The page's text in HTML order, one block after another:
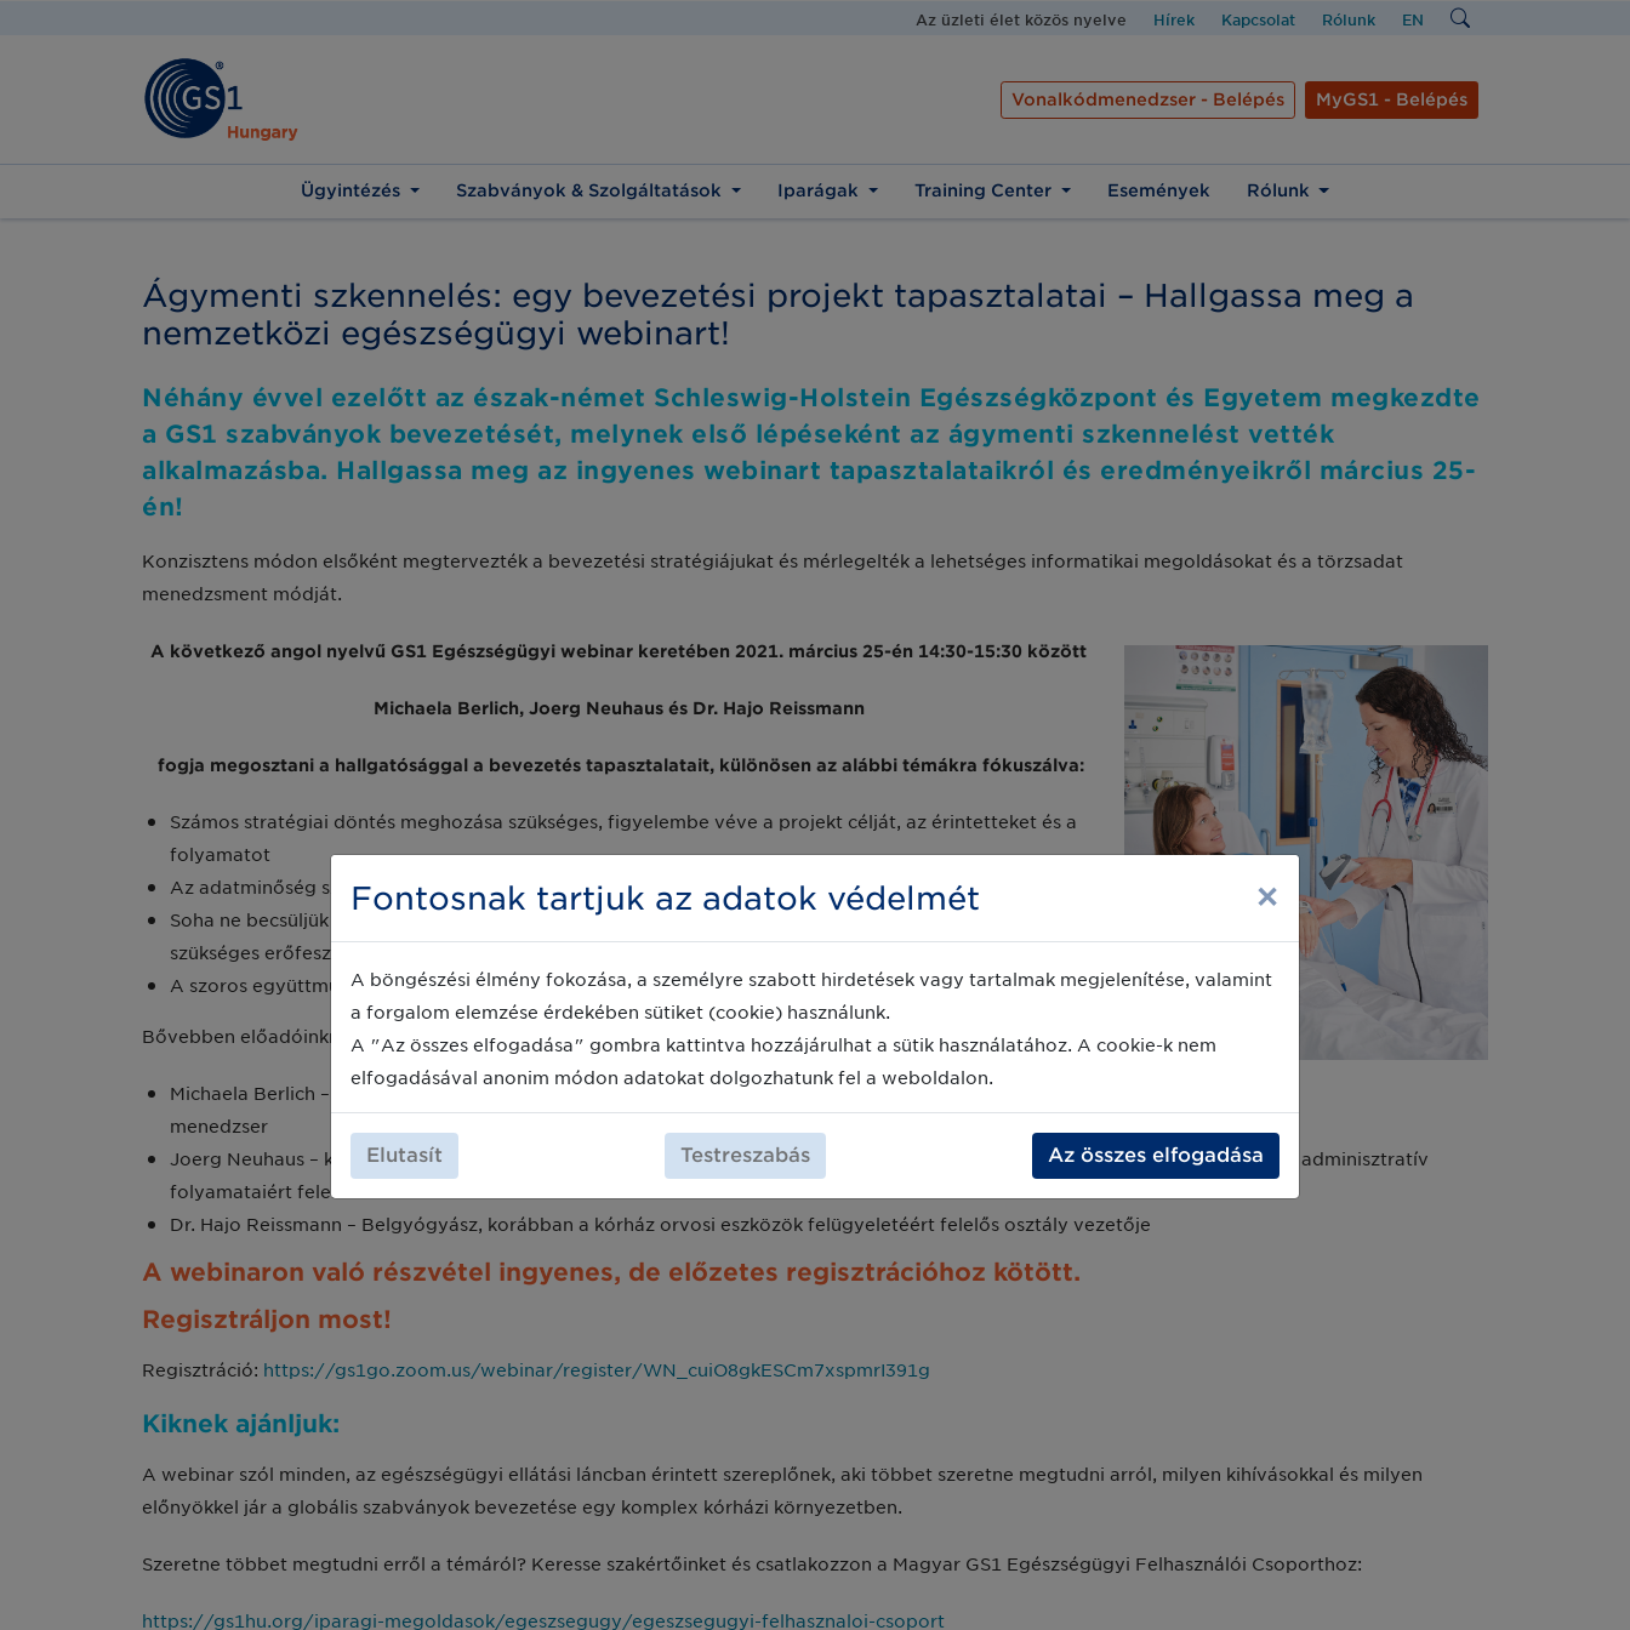
Az üzleti élet közös nyelve Hírek Kapcsolat Rólunk EN
Vonalkódmenedzser - Belépés MyGS1 - Belépés
Ügyintézés Szabványok & Szolgáltatások Iparágak Training Center Események Rólunk
Ágymenti szkennelés: egy bevezetési projekt tapasztalatai – Hallgassa meg a
nemzetközi egészségügyi webinart!
Néhány évvel ezelőtt az észak-német Schleswig-Holstein Egészségközpont és Egyetem megkezdte
a GS1 szabványok bevezetését, melynek első lépéseként az ágymenti szkennelést vették
alkalmazásba. Hallgassa meg az ingyenes webinart tapasztalataikról és eredményeikről március 25-
én!
Konzisztens módon elsőként megtervezték a bevezetési stratégiájukat és mérlegelték a lehetséges informatikai megoldásokat és a törzsadat
menedzsment módját.
A következő angol nyelvű GS1 Egészségügyi webinar keretében 2021. március 25-én 14:30-15:30 között
Michaela Berlich, Joerg Neuhaus és Dr. Hajo Reissmann
fogja megosztani a hallgatósággal a bevezetés tapasztalatait, különösen az alábbi témákra fókuszálva:
Számos stratégiai döntés meghozása szükséges, figyelembe véve a projekt célját, az érintetteket és a
folyamatot
Az adatminőség szem előtt tartása kiemelten fontos
Soha ne becsüljük alá a bevezetési projektekhez szükséges időkeretet és az érintettek részéről
szükséges erőfeszítéseket
A szoros együttműködés kialakítása a belsős és külsős résztvevőkkel egyaránt elengedhetetlen
Bővebben előadóinkról:
Michaela Berlich – 2011 óta az orvosi eszközök beszerzéséért felelős egység vezetője és divízió
menedzser
Joerg Neuhaus – korábban a kórház SAP és informatikai projektjeiért felelős szolgáltató vállalat munkatársa, jelenleg a kórház adminisztratív
folyamataiért felelős divízió menedzsere
Dr. Hajo Reissmann – Belgyógyász, korábban a kórház orvosi eszközök felügyeletéért felelős osztály vezetője
A webinaron való részvétel ingyenes, de előzetes regisztrációhoz kötött.
Regisztráljon most!
Regisztráció: https://gs1go.zoom.us/webinar/register/WN_cuiO8gkESCm7xspmrI391g
Kiknek ajánljuk:
A webinar szól minden, az egészségügyi ellátási láncban érintett szereplőnek, aki többet szeretne megtudni arról, milyen kihívásokkal és milyen
előnyökkel jár a globális szabványok bevezetése egy komplex kórházi környezetben.
Szeretne többet megtudni erről a témáról? Keresse szakértőinket és csatlakozzon a Magyar GS1 Egészségügyi Felhasználói Csoporthoz:
https://gs1hu.org/iparagi-megoldasok/egeszsegugy/egeszsegugyi-felhasznaloi-csoport
Fontosnak tartjuk az adatok védelmét ×
A böngészési élmény fokozása, a személyre szabott hirdetések vagy tartalmak megjelenítése, valamint
a forgalom elemzése érdekében sütiket (cookie) használunk.
A "Az összes elfogadása" gombra kattintva hozzájárulhat a sütik használatához. A cookie-k nem
elfogadásával anonim módon adatokat dolgozhatunk fel a weboldalon.
Elutasít Testreszabás Az összes elfogadása